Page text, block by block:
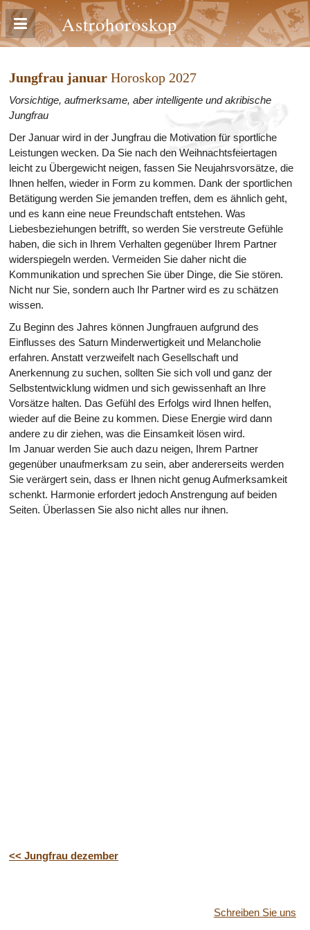
Astrohoroskop
Jungfrau januar Horoskop 2027
Vorsichtige, aufmerksame, aber intelligente und akribische
Jungfrau
Der Januar wird in der Jungfrau die Motivation für sportliche
Leistungen wecken. Da Sie nach den Weihnachtsfeiertagen
leicht zu Übergewicht neigen, fassen Sie Neujahrsvorsätze, die
Ihnen helfen, wieder in Form zu kommen. Dank der sportlichen
Betätigung werden Sie jemanden treffen, dem es ähnlich geht,
und es kann eine neue Freundschaft entstehen. Was
Liebesbeziehungen betrifft, so werden Sie verstreute Gefühle
haben, die sich in Ihrem Verhalten gegenüber Ihrem Partner
widerspiegeln werden. Vermeiden Sie daher nicht die
Kommunikation und sprechen Sie über Dinge, die Sie stören.
Nicht nur Sie, sondern auch Ihr Partner wird es zu schätzen
wissen.
Zu Beginn des Jahres können Jungfrauen aufgrund des
Einflusses des Saturn Minderwertigkeit und Melancholie
erfahren. Anstatt verzweifelt nach Gesellschaft und
Anerkennung zu suchen, sollten Sie sich voll und ganz der
Selbstentwicklung widmen und sich gewissenhaft an Ihre
Vorsätze halten. Das Gefühl des Erfolgs wird Ihnen helfen,
wieder auf die Beine zu kommen. Diese Energie wird dann
andere zu dir ziehen, was die Einsamkeit lösen wird.
Im Januar werden Sie auch dazu neigen, Ihrem Partner
gegenüber unaufmerksam zu sein, aber andererseits werden
Sie verärgert sein, dass er Ihnen nicht genug Aufmerksamkeit
schenkt. Harmonie erfordert jedoch Anstrengung auf beiden
Seiten. Überlassen Sie also nicht alles nur ihnen.
<< Jungfrau dezember
Schreiben Sie uns